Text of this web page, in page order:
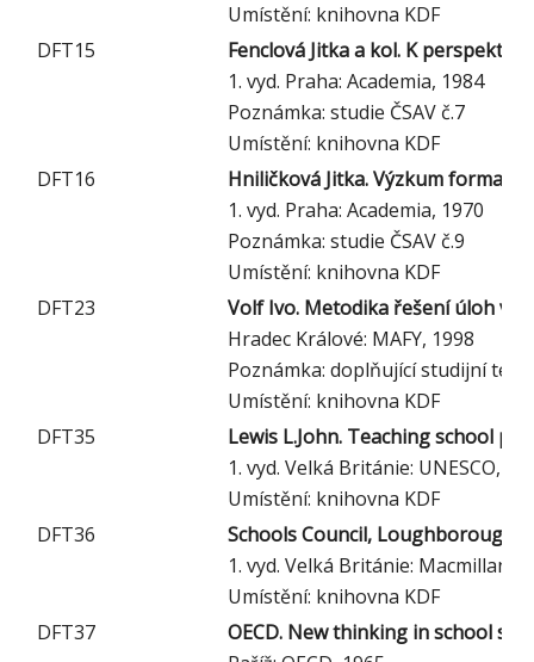
Umístění: knihovna KDF
DFT15
Fenclová Jitka a kol. K
1. vyd. Praha: Academia, 1984
Poznámka: studie ČSAV č.7
Umístění: knihovna KDF
DFT16
Hniličková Jitka. Výzkum
1. vyd. Praha: Academia, 1970
Poznámka: studie ČSAV č.9
Umístění: knihovna KDF
DFT23
Volf Ivo. Metodika řešení úloh ve
Hradec Králové: MAFY, 1998
Poznámka: doplňující studijní
Umístění: knihovna KDF
DFT35
Lewis L.John. Teaching school
1. vyd. Velká Británie: UNESCO,
Umístění: knihovna KDF
DFT36
Schools Council, Loughborough
1. vyd. Velká Británie: Macmillan
Umístění: knihovna KDF
DFT37
OECD. New thinking in school